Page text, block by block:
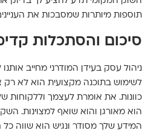
תוספות מיותרות שמסבכות את
סיכום והסתכלות
ניהול עסק בעידן המודרני מחייב
לשימוש בתוכנה מקצועית הוא לא
כוונות. את אומרת לעצמך וללקוחות
הוא מאורגן והוא שואף למצוינות.
המידע שלך מסודר ונגיש הוא שווה